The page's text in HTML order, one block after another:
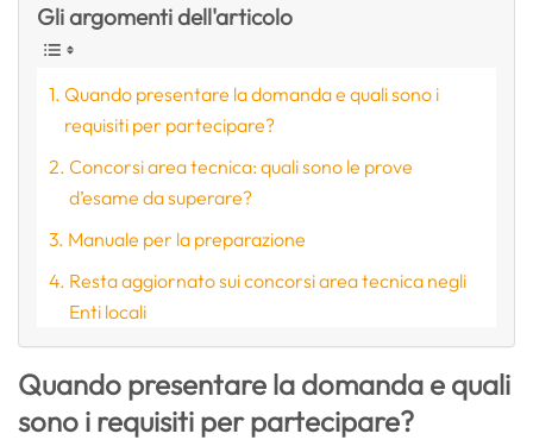
Gli argomenti dell'articolo
Quando presentare la domanda e quali sono i
requisiti per partecipare?
Concorsi area tecnica: quali sono le prove
d’esame da superare?
Manuale per la preparazione
Resta aggiornato sui concorsi area tecnica negli
Enti locali
Quando presentare la domanda e quali
sono i requisiti per partecipare?